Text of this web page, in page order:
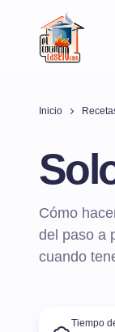
Inicio
Cómo
del paso a
cuando
Tiempo